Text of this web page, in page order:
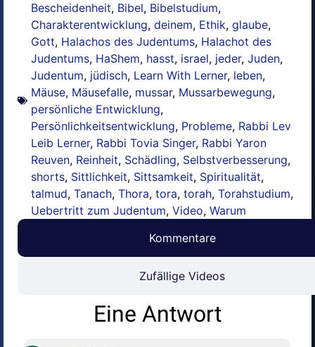
Bescheidenheit, Bibel, Bibelstudium,
Charakterentwicklung, deinem, Ethik, glaube,
Gott, Halachos des Judentums, Halachot des
Judentums, HaShem, hasst, israel, jeder, Juden,
Judentum, jüdisch, Learn With Lerner, leben,
Mäuse, Mäusefalle, mussar, Mussarbewegung,
persönliche Entwicklung,
Persönlichkeitsentwicklung, Probleme, Rabbi Lev
Leib Lerner, Rabbi Tovia Singer, Rabbi Yaron
Reuven, Reinheit, Schädling, Selbstverbesserung,
shorts, Sittlichkeit, Sittsamkeit, Spiritualität,
talmud, Tanach, Thora, tora, torah, Torahstudium,
Uebertritt zum Judentum, Video, Warum
Kommentare
Zufällige Videos
Eine Antwort